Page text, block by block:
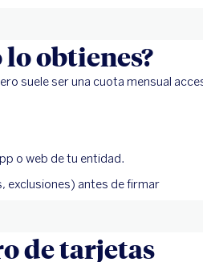
lo obtienes?
suele ser una cuota mensual
o web de tu entidad.
exclusiones) antes de firmar
de tarjetas